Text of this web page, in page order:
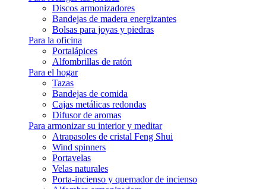
Discos armonizadores
Bandejas de madera energizantes
Bolsas para joyas y piedras
Para la oficina
Portalápices
Alfombrillas de ratón
Para el hogar
Tazas
Bandejas de comida
Cajas metálicas redondas
Difusor de aromas
Para armonizar su interior y meditar
Atrapasoles de cristal Feng Shui
Wind spinners
Portavelas
Velas naturales
Porta-incienso y quemador de incienso